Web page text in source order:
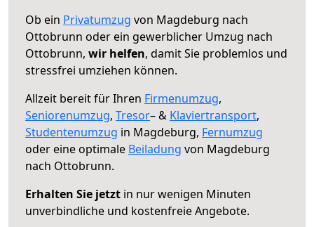
Ob ein Privatumzug von Magdeburg nach
Ottobrunn oder ein gewerblicher Umzug nach
Ottobrunn, wir helfen, damit Sie problemlos und
stressfrei umziehen können.
Allzeit bereit für Ihren Firmenumzug,
Seniorenumzug, Tresor– & Klaviertransport,
Studentenumzug in Magdeburg, Fernumzug
oder eine optimale Beiladung von Magdeburg
nach Ottobrunn.
Erhalten Sie jetzt in nur wenigen Minuten
unverbindliche und kostenfreie Angebote.